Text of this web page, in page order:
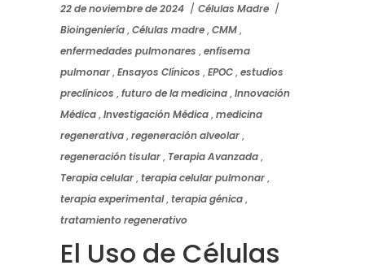
22 de noviembre de 2024
Células Madre
Bioingeniería,Células madre,CMM,
enfermedades pulmonares ,enfisema
pulmonar,Ensayos Clínicos ,EPOC,estudios
preclínicos ,futuro de la medicina,Innovación
Médica,Investigación Médica,medicina
regenerativa,regeneración alveolar,
regeneración tisular, Terapia Avanzada,
Terapia celular,terapia celular pulmonar,
terapia experimental,terapia génica,
tratamiento regenerativo
El Uso de Células